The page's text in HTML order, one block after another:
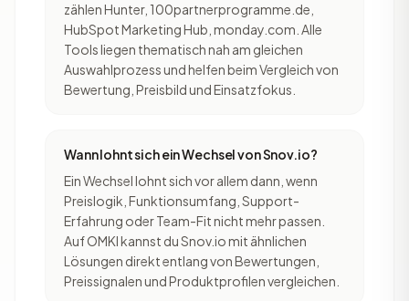
zählen Hunter, 100partnerprogramme.de,
HubSpot Marketing Hub, monday.com. Alle
Tools liegen thematisch nah am gleichen
Auswahlprozess und helfen beim Vergleich von
Bewertung, Preisbild und Einsatzfokus.
Wann lohnt sich ein Wechsel von Snov.io?
Ein Wechsel lohnt sich vor allem dann, wenn
Preislogik, Funktionsumfang, Support-
Erfahrung oder Team-Fit nicht mehr passen.
Auf OMKI kannst du Snov.io mit ähnlichen
Lösungen direkt entlang von Bewertungen,
Preissignalen und Produktprofilen vergleichen.